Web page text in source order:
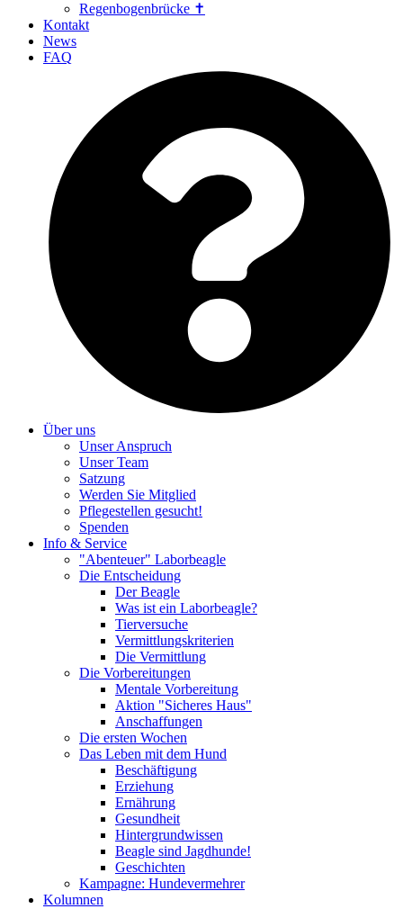
Regenbogenbrücke ✝
Kontakt
News
FAQ
Über uns
Unser Anspruch
Unser Team
Satzung
Werden Sie Mitglied
Pflegestellen gesucht!
Spenden
Info & Service
"Abenteuer" Laborbeagle
Die Entscheidung
Der Beagle
Was ist ein Laborbeagle?
Tierversuche
Vermittlungskriterien
Die Vermittlung
Die Vorbereitungen
Mentale Vorbereitung
Aktion "Sicheres Haus"
Anschaffungen
Die ersten Wochen
Das Leben mit dem Hund
Beschäftigung
Erziehung
Ernährung
Gesundheit
Hintergrundwissen
Beagle sind Jagdhunde!
Geschichten
Kampagne: Hundevermehrer
Kolumnen